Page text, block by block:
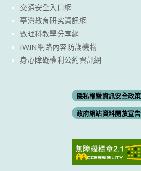
交通安全入口網
臺灣教育研究資訊網
數理科教學分享網
iWIN網路內容防護機構
身心障礙權利公約資訊網
隱私權暨資訊安全政策
政府網站資料開放宣告